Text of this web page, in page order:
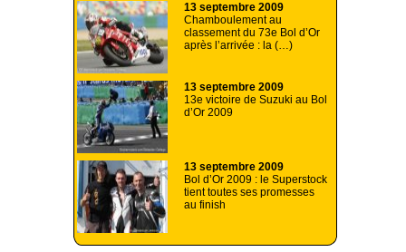
13 septembre 2009
Chamboulement au
classement du 73e Bol d’Or
après l’arrivée : la (…)
13 septembre 2009
13e victoire de Suzuki au Bol
d’Or 2009
13 septembre 2009
Bol d’Or 2009 : le Superstock
tient toutes ses promesses
au finish